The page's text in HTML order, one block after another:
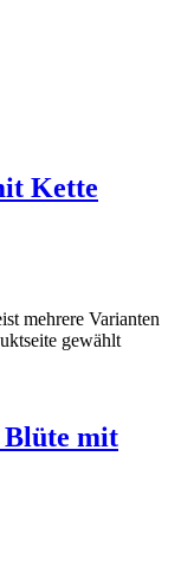
Kette
mehrere Varianten
gewählt
Blüte mit